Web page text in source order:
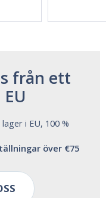
från ett
i EU, 100 %
över €75